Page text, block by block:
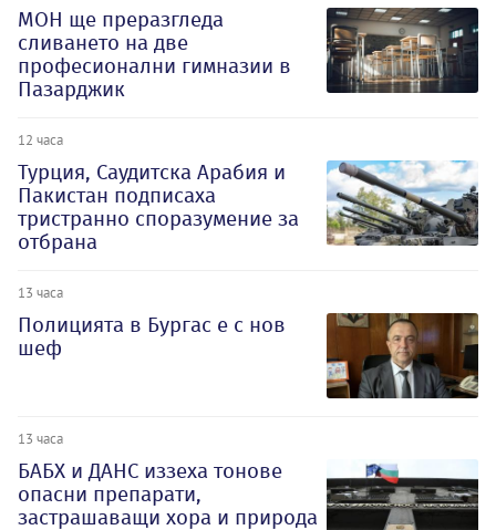
МОН ще преразгледа
сливането на две
професионални гимназии в
Пазарджик
12 часа
Турция, Саудитска Арабия и
Пакистан подписаха
тристранно споразумение за
отбрана
13 часа
Полицията в Бургас е с нов
шеф
13 часа
БАБХ и ДАНС иззеха тонове
опасни препарати,
застрашаващи хора и природа